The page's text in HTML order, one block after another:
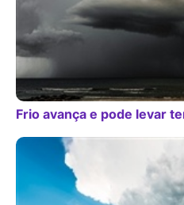
Frio avança e pode levar